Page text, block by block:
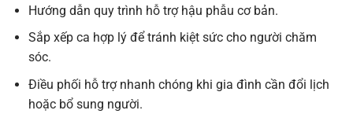
Hướng dẫn quy trình hỗ trợ hậu phẫu cơ bản.
Sắp xếp ca hợp lý để tránh kiệt sức cho người chăm
sóc.
Điều phối hỗ trợ nhanh chóng khi gia đình cần đổi lịch
hoặc bổ sung người.